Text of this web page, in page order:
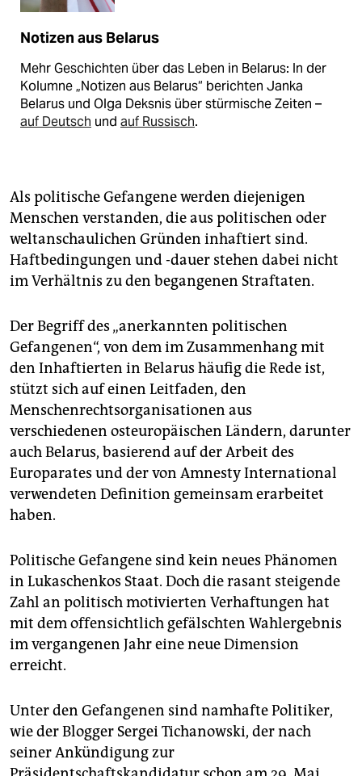
Notizen aus Belarus
Mehr Geschichten über das Leben in Belarus: In der
Kolumne „Notizen aus Belarus“ berichten Janka
Belarus und Olga Deksnis über stürmische Zeiten –
auf Deutsch und auf Russisch.
Als politische Gefangene werden diejenigen
Menschen verstanden, die aus politischen oder
weltanschaulichen Gründen inhaftiert sind.
Haftbedingungen und -dauer stehen dabei nicht
im Verhältnis zu den begangenen Straftaten.
Der Begriff des „anerkannten politischen
Gefangenen“, von dem im Zusammenhang mit
den Inhaftierten in Belarus häufig die Rede ist,
stützt sich auf einen Leitfaden, den
Menschenrechtsorganisationen aus
verschiedenen osteuropäischen Ländern, darunter
auch Belarus, basierend auf der Arbeit des
Europarates und der von Amnesty International
verwendeten Definition gemeinsam erarbeitet
haben.
Politische Gefangene sind kein neues Phänomen
in Lukaschenkos Staat. Doch die rasant steigende
Zahl an politisch motivierten Verhaftungen hat
mit dem offensichtlich gefälschten Wahlergebnis
im vergangenen Jahr eine neue Dimension
erreicht.
Unter den Gefangenen sind namhafte Politiker,
wie der Blogger Sergei Tichanowski, der nach
seiner Ankündigung zur